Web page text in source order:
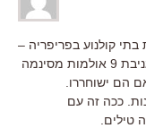
קולנוע בפריפריה –
שלח לאחרונה למערכות העיתונים הודעה על גניבת 9 אולמות מסינמה
הם ישוחררו.
ככה זה עם
טילים.